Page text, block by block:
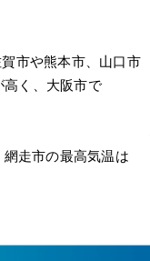
市や熊本市、山口市
く、大阪市で
走市の最高気温は